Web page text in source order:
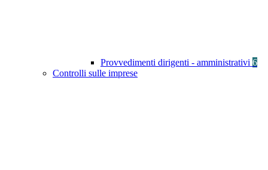
Provvedimenti dirigenti - amministrativi 6
Controlli sulle imprese